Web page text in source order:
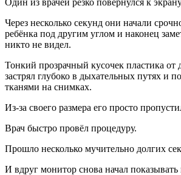
Через несколько секунд они начали
ребёнка под другим углом и наконец
никто не видел.
Тонкий прозрачный кусочек пластика от
застрял глубоко в дыхательных путях и
тканями на снимках.
Из-за своего размера его просто
Врач быстро провёл процедуру.
Прошло несколько мучительно долгих
И вдруг монитор снова начал